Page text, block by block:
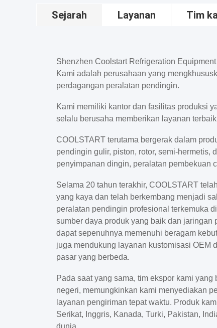
Sejarah Layanan Tim
Shenzhen Coolstart Refrigeration
Kami adalah perusahaan yang
perdagangan peralatan pendingin.
Kami memiliki kantor dan fasilitas produksi
selalu berusaha memberikan layanan
COOLSTART terutama bergerak dalam
pendingin gulir, piston, rotor, semi-hermetis,
penyimpanan dingin, peralatan pembekuan
Selama 20 tahun terakhir, COOLSTART
yang kaya dan telah berkembang menjadi
peralatan pendingin profesional terkemuka
sumber daya produk yang baik dan jaringan
dapat sepenuhnya memenuhi beragam
juga mendukung layanan kustomisasi OEM
pasar yang berbeda.
Pada saat yang sama, tim ekspor kami
negeri, memungkinkan kami menyediakan
layanan pengiriman tepat waktu. Produk
Serikat, Inggris, Kanada, Turki, Pakistan,